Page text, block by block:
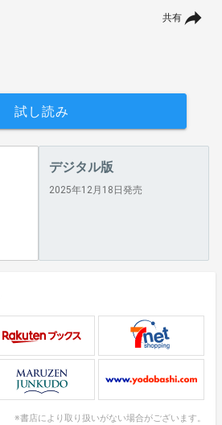
共有
試し読み
デジタル版
2025年12月18日発売
※書店により取り扱いがない場合がございます。